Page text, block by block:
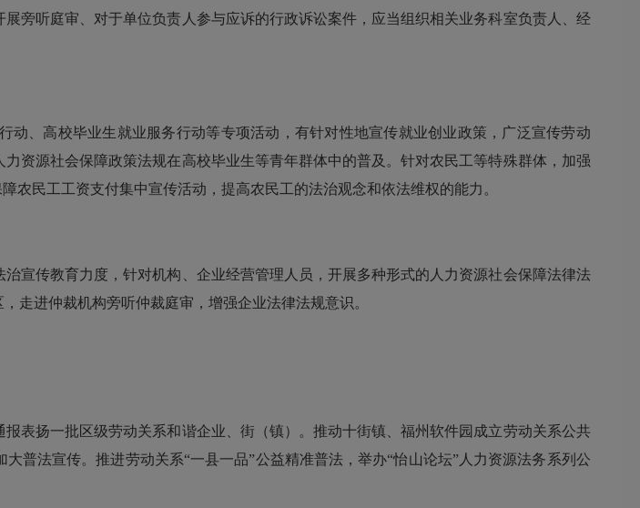
旁听庭审、对于单位负责人参与应诉的行政诉讼案件，应当组织相关业务科室负责人、经
、高校毕业生就业服务行动等专项活动，有针对性地宣传就业创业政策，广泛宣传劳动
资源社会保障政策法规在高校毕业生等青年群体中的普及。针对农民工等特殊群体，加强
农民工工资支付集中宣传活动，提高农民工的法治观念和依法维权的能力。
传教育力度，针对机构、企业经营管理人员，开展多种形式的人力资源社会保障法律法
走进仲裁机构旁听仲裁庭审，增强企业法律法规意识。
扬一批区级劳动关系和谐企业、街（镇）。推动十街镇、福州软件园成立劳动关系公共
普法宣传。推进劳动关系“一县一品”公益精准普法，举办“怡山论坛”人力资源法务系列公